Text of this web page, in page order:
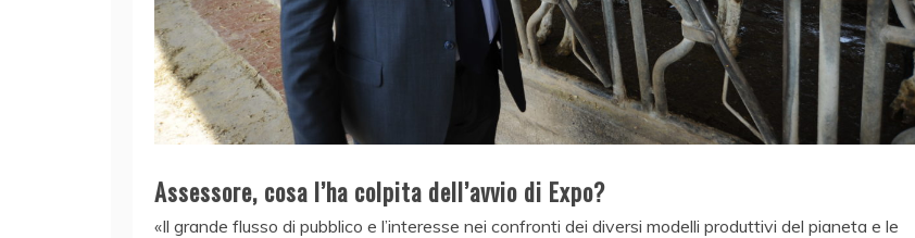
Assessore, cosa l’ha colpita dell’avvio di Expo?
«Il grande flusso di pubblico e l’interesse nei confronti dei diversi modelli produttivi del pianeta e le